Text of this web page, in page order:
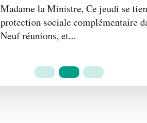
Madame la Ministre, Ce jeudi se
protection sociale complémentaire
Neuf réunions, et...